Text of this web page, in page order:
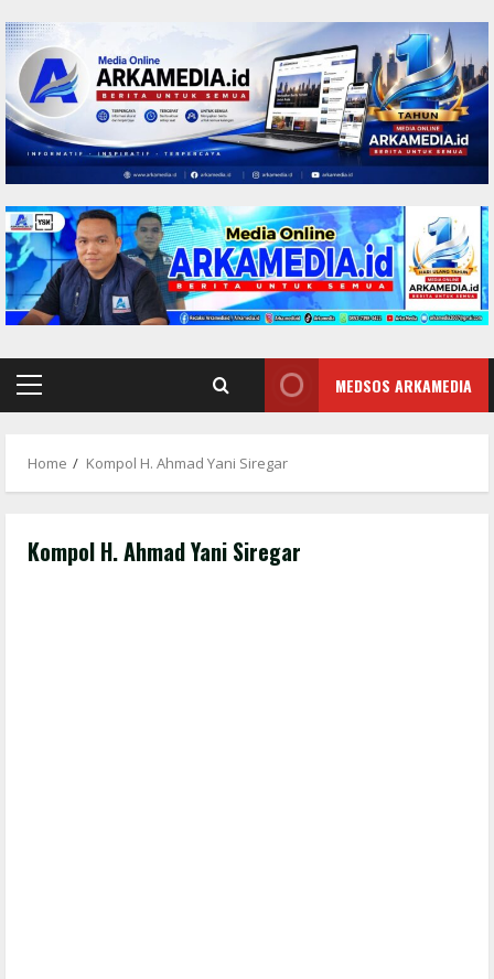
to
content
Primary
MEDSOS ARKAMEDIA
Home Kompol H. Ahmad Yani Siregar
Kompol H. Ahmad Yani Siregar